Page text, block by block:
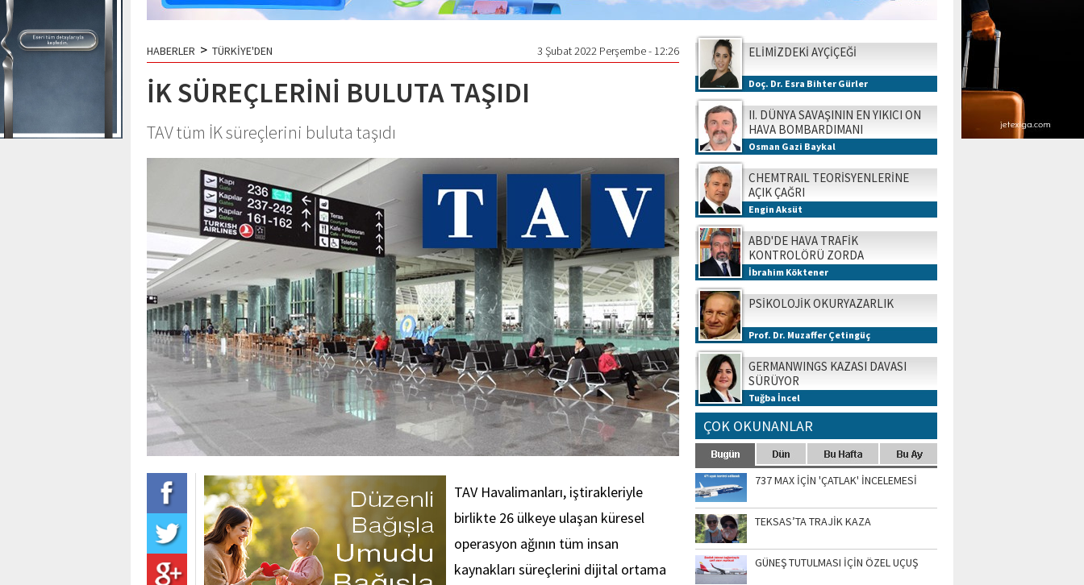
HABERLER > TÜRKİYE'DEN 3 Şubat 2022 Perşembe - 12:26
İK SÜREÇLERİNİ BULUTA TAŞIDI
TAV tüm İK süreçlerini buluta taşıdı
TAV Havalimanları, iştirakleriyle
birlikte 26 ülkeye ulaşan küresel
operasyon ağının tüm insan
kaynakları süreçlerini dijital ortama
ELİMİZDEKİ AYÇİÇEĞİ
Doç. Dr. Esra Bihter Gürler
II. DÜNYA SAVAŞININ EN YIKICI ON
HAVA BOMBARDIMANI
Osman Gazi Baykal
CHEMTRAIL TEORİSYENLERİNE
AÇIK ÇAĞRI
Engin Aksüt
ABD'DE HAVA TRAFİK
KONTROLÖRÜ ZORDA
İbrahim Köktener
PSİKOLOJİK OKURYAZARLIK
Prof. Dr. Muzaffer Çetingüç
GERMANWINGS KAZASI DAVASI
SÜRÜYOR
Tuğba İncel
ÇOK OKUNANLAR
737 MAX İÇİN 'ÇATLAK' İNCELEMESİ
TEKSAS’TA TRAJİK KAZA
GÜNEŞ TUTULMASI İÇİN ÖZEL UÇUŞ